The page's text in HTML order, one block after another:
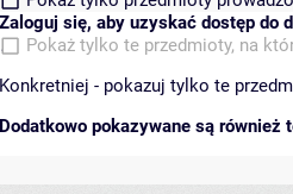
Zaloguj się, aby uzyskać dostęp do
Pokaż tylko te przedmioty, na
Konkretniej - pokazuj tylko te
Dodatkowo pokazywane są również